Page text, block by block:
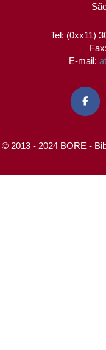
Tel: (0xx11)
E-mail:

© 2013 - 2024 BORE -